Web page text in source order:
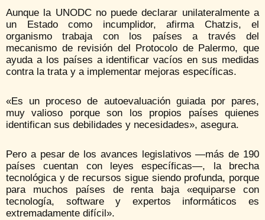
Aunque la UNODC no puede declarar unilateralmente a
un Estado como incumplidor, afirma Chatzis, el
organismo trabaja con los países a través del
mecanismo de revisión del Protocolo de Palermo, que
ayuda a los países a identificar vacíos en sus medidas
contra la trata y a implementar mejoras específicas.
«Es un proceso de autoevaluación guiada por pares,
muy valioso porque son los propios países quienes
identifican sus debilidades y necesidades», asegura.
Pero a pesar de los avances legislativos —más de 190
países cuentan con leyes específicas—, la brecha
tecnológica y de recursos sigue siendo profunda, porque
para muchos países de renta baja «equiparse con
tecnología, software y expertos informáticos es
extremadamente difícil».